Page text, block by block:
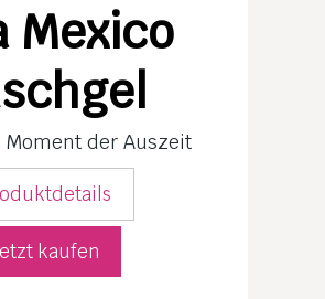
Mexico
der Auszeit
kaufen